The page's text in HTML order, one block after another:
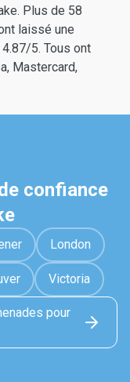
Plus de 58
laissé une
5. Tous ont
Mastercard,
confiance
London
Victoria
pour